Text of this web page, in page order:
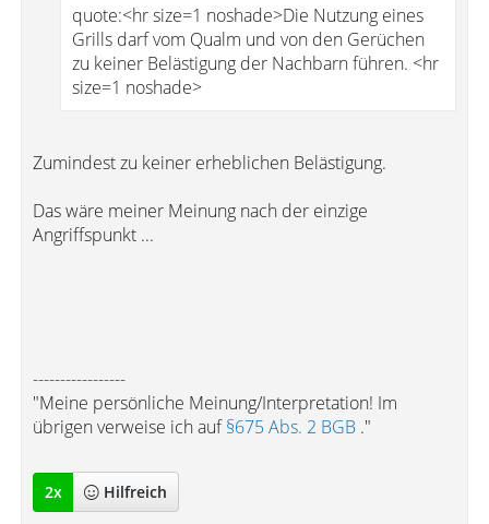
quote:<hr size=1 noshade>Die Nutzung eines
Grills darf vom Qualm und von den Gerüchen
zu keiner Belästigung der Nachbarn führen. <hr
size=1 noshade>
Zumindest zu keiner erheblichen Belästigung.
Das wäre meiner Meinung nach der einzige
Angriffspunkt ...
-----------------
"Meine persönliche Meinung/Interpretation! Im
übrigen verweise ich auf§675 Abs. 2 BGB."
2x Hilfreich